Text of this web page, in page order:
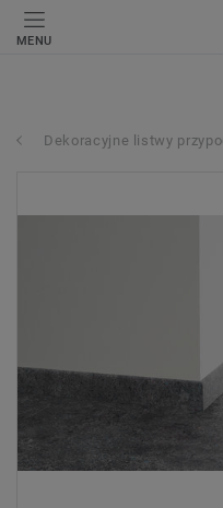
MENU
Dekoracyjne listwy